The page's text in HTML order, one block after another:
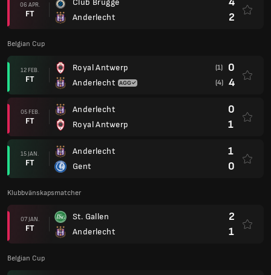
06 APR.
FT
Club Brugge
Anderlecht
2
Belgian Cup
12 FEB.
FT
Royal Antwerp
Anderlecht
(1) 0
(4) 4
05 FEB.
FT
Anderlecht
Royal Antwerp
0
1
15 JAN.
FT
Anderlecht
Gent
1
0
Klubbvänskapsmatcher
07 JAN.
FT
St. Gallen
Anderlecht
2
1
Belgian Cup